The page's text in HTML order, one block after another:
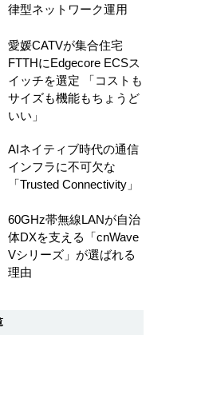
律型ネットワーク運用
愛媛CATVが集合住宅
FTTHにEdgecore ECSス
イッチを選定 「コストも
サイズも機能もちょうど
いい」
AIネイティブ時代の通信
インフラに不可欠な
「Trusted Connectivity」
60GHz帯無線LANが自治
体DXを支える「cnWave
Vシリーズ」が選ばれる
理由